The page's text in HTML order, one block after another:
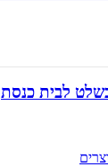
לבית כנסת